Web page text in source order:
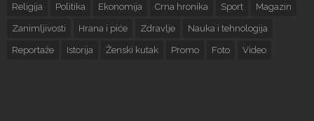
Religija Politika Ekonomija Crna hronika Sport Magazin
Zanimljivosti Hrana i piće Zdravlje Nauka i tehnologija
Reportaže Istorija Ženski kutak Promo Foto Video